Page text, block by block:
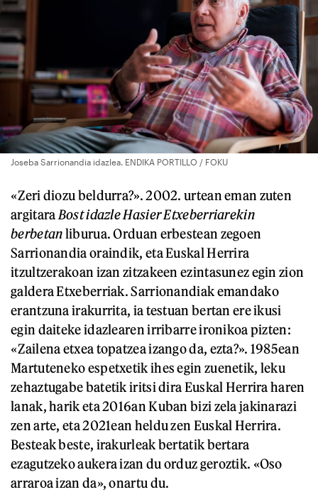
Joseba Sarrionandia idazlea. ENDIKA PORTILLO / FOKU
«Zeri diozu beldurra?». 2002. urtean eman zuten
argitaraBost idazle Hasier Etxeberriarekin
berbetanliburua. Orduan erbestean zegoen
Sarrionandia oraindik, eta Euskal Herrira
itzultzerakoan izan zitzakeen ezintasunez egin zion
galdera Etxeberriak. Sarrionandiak emandako
erantzuna irakurrita, ia testuan bertan ere ikusi
egin daiteke idazlearen irribarre ironikoa pizten:
«Zailena etxea topatzea izango da, ezta?». 1985ean
Martuteneko espetxetik ihes egin zuenetik, leku
zehaztugabe batetik iritsi dira Euskal Herrira haren
lanak, harik eta 2016an Kuban bizi zela jakinarazi
zen arte, eta 2021ean heldu zen Euskal Herrira.
Besteak beste, irakurleak bertatik bertara
ezagutzeko aukera izan du orduz geroztik. «Oso
arraroa izan da», onartu du.